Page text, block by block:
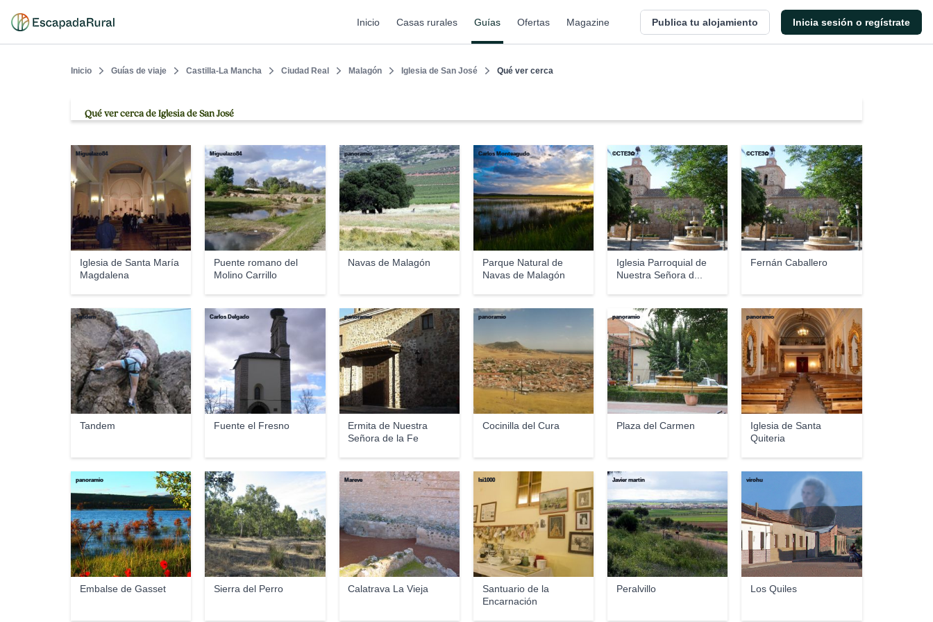
Inicio Casas rurales Guías Ofertas Magazine Publica tu alojamiento Inicia sesión o regístrate
Inicio Guías de viaje Castilla-La Mancha Ciudad Real Malagón Iglesia de San José Qué ver cerca
Qué ver cerca de Iglesia de San José
Iglesia de Santa María
Magdalena
Miguelazo84
Puente romano del
Molino Carrillo
Miguelazo84
Navas de Malagón
panoramio
Parque Natural de
Navas de Malagón
Carlos Monteagudo
Iglesia Parroquial de
Nuestra Señora d...
©CTE3✿
Fernán Caballero
©CTE3✿
Tandem
Tandem
Fuente el Fresno
Carlos Delgado
Ermita de Nuestra
Señora de la Fe
panoramio
Cocinilla del Cura
panoramio
Plaza del Carmen
panoramio
Iglesia de Santa
Quiteria
panoramio
Embalse de Gasset
panoramio
Sierra del Perro
©CTE3✿
Calatrava La Vieja
Mareve
Santuario de la
Encarnación
Isi1000
Peralvillo
Javier martin
Los Quiles
virohu